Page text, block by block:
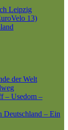
Leipzig
13)
der Welt
– Usedom –
Deutschland – Ein